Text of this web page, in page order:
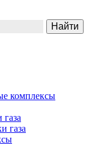
комплексы
газа